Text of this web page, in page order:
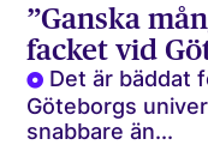
”Ganska
facket vid
Det är bäddat
Göteborgs
snabbare än...